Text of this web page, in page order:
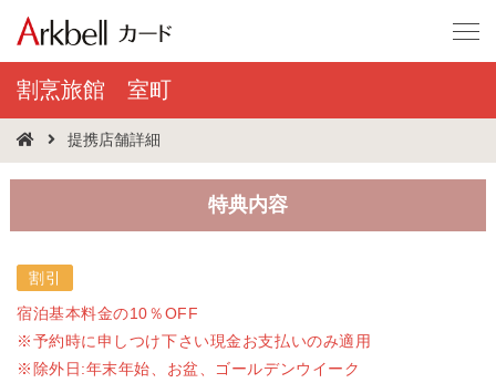
割烹旅館 室町
提携店舗詳細
特典内容
割引
宿泊基本料金の10％OFF
※予約時に申しつけ下さい現金お支払いのみ適用
※除外日:年末年始、お盆、ゴールデンウイーク